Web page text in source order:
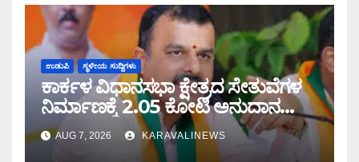
ಉಡುಪಿ ಸ್ಥಳೀಯ ಸುದ್ದಿಗಳು
ಕಾರ್ಕಳ ವಿಧಾನಸಭಾ ಕ್ಷೇತ್ರದ ಸೇತುವೆಗಳ
ನಿರ್ಮಾಣಕ್ಕೆ 2.05 ಕೋಟಿ ಅನುದಾನ
ಮಂಜೂರು: ಶಾಸಕ ಸುನಿಲ್ ಕುಮಾರ್
ಮಾಹಿತಿ
AUG 7, 2026 KARAVALINEWS